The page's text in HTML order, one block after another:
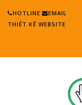
content
HOTLINE EMAIL
THIẾT KẾ WEBSITE